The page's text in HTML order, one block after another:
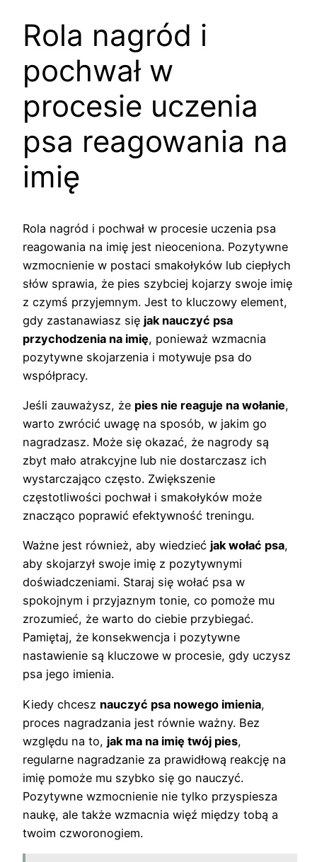
Rola nagród i
pochwał w
procesie uczenia
psa reagowania na
imię
Rola nagród i pochwał w procesie uczenia psa
reagowania na imię jest nieoceniona. Pozytywne
wzmocnienie w postaci smakołyków lub ciepłych
słów sprawia, że pies szybciej kojarzy swoje imię
z czymś przyjemnym. Jest to kluczowy element,
gdy zastanawiasz się jak nauczyć psa
przychodzenia na imię, ponieważ wzmacnia
pozytywne skojarzenia i motywuje psa do
współpracy.
Jeśli zauważysz, że pies nie reaguje na wołanie,
warto zwrócić uwagę na sposób, w jakim go
nagradzasz. Może się okazać, że nagrody są
zbyt mało atrakcyjne lub nie dostarczasz ich
wystarczająco często. Zwiększenie
częstotliwości pochwał i smakołyków może
znacząco poprawić efektywność treningu.
Ważne jest również, aby wiedzieć jak wołać psa,
aby skojarzył swoje imię z pozytywnymi
doświadczeniami. Staraj się wołać psa w
spokojnym i przyjaznym tonie, co pomoże mu
zrozumieć, że warto do ciebie przybiegać.
Pamiętaj, że konsekwencja i pozytywne
nastawienie są kluczowe w procesie, gdy uczysz
psa jego imienia.
Kiedy chcesz nauczyć psa nowego imienia,
proces nagradzania jest równie ważny. Bez
względu na to, jak ma na imię twój pies,
regularne nagradzanie za prawidłową reakcję na
imię pomoże mu szybko się go nauczyć.
Pozytywne wzmocnienie nie tylko przyspiesza
naukę, ale także wzmacnia więź między tobą a
twoim czworonogiem.